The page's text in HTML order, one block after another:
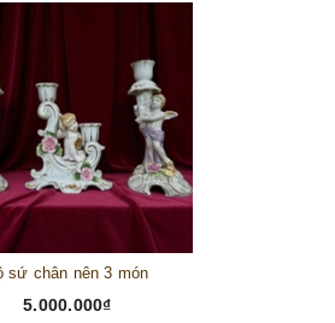
sứ chân nên 3 món
5.000.000₫